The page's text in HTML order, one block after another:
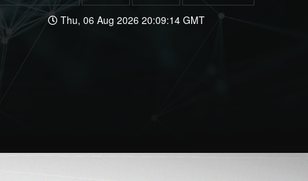
Thu, 06 Aug 2026 20:09:14 GMT